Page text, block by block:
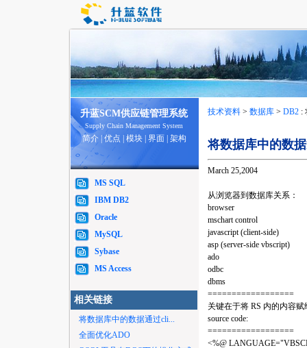
升蓝SCM供应链管理系统
Supply Chain Management System
简介|优点 模块| 界面| 架构
MS SQL
IBM DB2
Oracle
MySQL
Sybase
MS Access
相关链接
将数据库中的数据通过cli...
全面优化ADO
技术资料 > 数据库 > DB2 :
将数据库中的数
March 25,2004
从浏览器到数据库关系：
browser
mschart control
javascript (client-side)
asp (server-side vbscript)
ado
odbc
dbms
==================
关键在于将 RS 内的内容赋
source code:
==================
<%@